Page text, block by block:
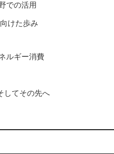
での活用
けた歩み
ルギー消費
してその先へ